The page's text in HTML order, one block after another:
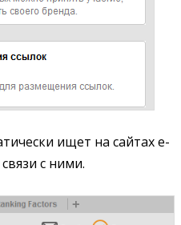
ищет на сайтах e-
с ними.